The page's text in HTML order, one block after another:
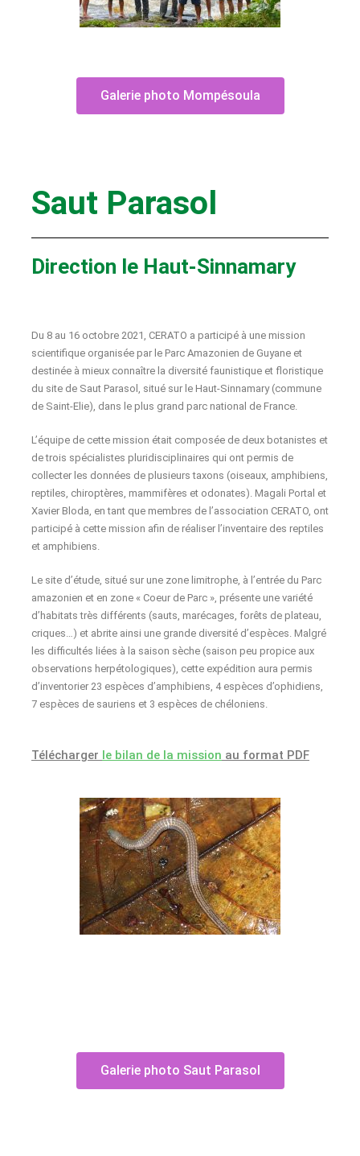
Galerie photo Mompésoula
Saut Parasol
Direction le Haut-Sinnamary
Du 8 au 16 octobre 2021, CERATO a participé à une mission
scientifique organisée par le Parc Amazonien de Guyane et
destinée à mieux connaître la diversité faunistique et floristique
du site de Saut Parasol, situé sur le Haut-Sinnamary (commune
de Saint-Elie), dans le plus grand parc national de France.
L’équipe de cette mission était composée de deux botanistes et
de trois spécialistes pluridisciplinaires qui ont permis de
collecter les données de plusieurs taxons (oiseaux, amphibiens,
reptiles, chiroptères, mammifères et odonates). Magali Portal et
Xavier Bloda, en tant que membres de l’association CERATO, ont
participé à cette mission afin de réaliser l’inventaire des reptiles
et amphibiens.
Le site d’étude, situé sur une zone limitrophe, à l’entrée du Parc
amazonien et en zone « Coeur de Parc », présente une variété
d’habitats très différents (sauts, marécages, forêts de plateau,
criques…) et abrite ainsi une grande diversité d’espèces. Malgré
les difficultés liées à la saison sèche (saison peu propice aux
observations herpétologiques), cette expédition aura permis
d’inventorier 23 espèces d’amphibiens, 4 espèces d’ophidiens,
7 espèces de sauriens et 3 espèces de chéloniens.
Télécharger le bilan de la mission au format PDF
Galerie photo Saut Parasol